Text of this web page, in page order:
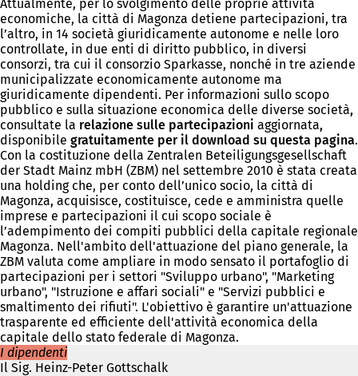
Attualmente, per lo svolgimento delle proprie attività
economiche, la città di Magonza detiene partecipazioni, tra
l’altro, in 14 società giuridicamente autonome e nelle loro
controllate, in due enti di diritto pubblico, in diversi
consorzi, tra cui il consorzio Sparkasse, nonché in tre aziende
municipalizzate economicamente autonome ma
giuridicamente dipendenti. Per informazioni sullo scopo
pubblico e sulla situazione economica delle diverse società,
consultate la relazione sulle partecipazioni aggiornata,
disponibile gratuitamente per il download su questa pagina.
Con la costituzione della Zentralen Beteiligungsgesellschaft
der Stadt Mainz mbH (ZBM) nel settembre 2010 è stata creata
una holding che, per conto dell’unico socio, la città di
Magonza, acquisisce, costituisce, cede e amministra quelle
imprese e partecipazioni il cui scopo sociale è
l’adempimento dei compiti pubblici della capitale regionale
Magonza. Nell'ambito dell'attuazione del piano generale, la
ZBM valuta come ampliare in modo sensato il portafoglio di
partecipazioni per i settori "Sviluppo urbano", "Marketing
urbano", "Istruzione e affari sociali" e "Servizi pubblici e
smaltimento dei rifiuti". L'obiettivo è garantire un'attuazione
trasparente ed efficiente dell'attività economica della
capitale dello stato federale di Magonza.
I dipendenti
Il Sig. Heinz-Peter Gottschalk